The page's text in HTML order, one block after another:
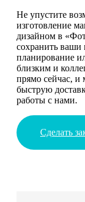
Не упустите
изготовление
дизайном в
сохранить ваши
планирование
близким и
прямо сейчас, и
быструю
работы с нами.
Сделать